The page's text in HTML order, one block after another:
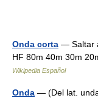
Onda corta — Saltar
HF 80m 40m 30m
Wikipedia Español
Onda — (Del lat.